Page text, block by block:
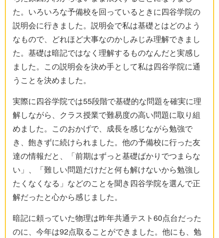
た。いろいろな予備校を回っているときに四谷学院の
説明会に行きました。説明会で私は基礎とはどのよう
なもので、どれほど大事なのかしみじみ理解できまし
た。基礎は暗記ではなく理解するものなんだと実感し
ました。この説明会を決め手として私は四谷学院に通
うことを決めました。
実際に四谷学院では55段階で基礎的な問題を確実に理
解しながら、クラス授業で難易度の高い問題に取り組
めました。このおかげで、成長を感じながら勉強で
き、飽きずに続けられました。他の予備校に行った友
達の情報だと、「前期はずっと基礎ばかりでつまらな
い」、「難しい問題だけだと何も解けないから勉強し
たくなくなる」などのことを聞き四谷学院を選んで正
解だったと心から感じました。
暗記に頼っていた物理は昨年共通テスト60点台だった
のに、今年は92点取ることができました。他にも、勉